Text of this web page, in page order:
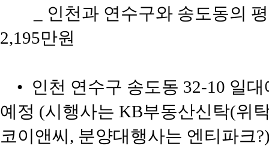
_ 인천과 연수구와 송도동의
2,195만원
• 인천 연수구 송도동 32-10 일
예정 (시행사는 KB부동산신탁(위
코이앤씨, 분양대행사는 엔티파크